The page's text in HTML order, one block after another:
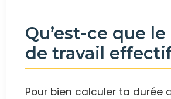
Qu’est-ce que le
de travail
Pour bien calculer ta durée